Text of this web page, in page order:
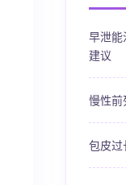
早泄
建议
慢性前
包皮